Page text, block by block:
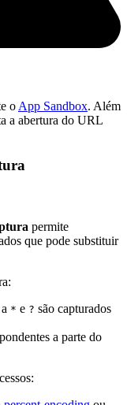
o App Sandbox. Além
a abertura do URL
permite
que pode substituir
* e ? são capturados
a parte do